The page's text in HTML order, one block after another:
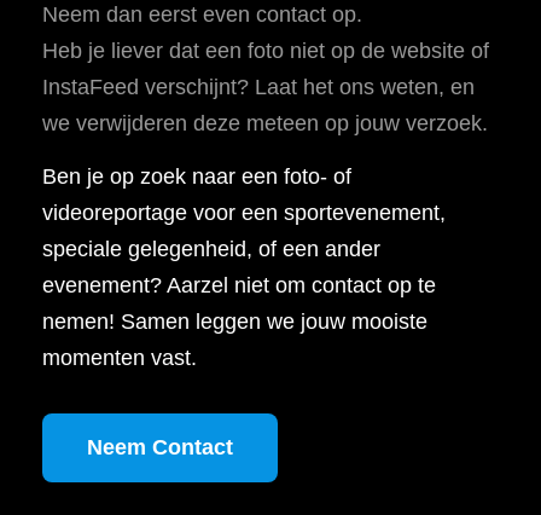
Neem dan eerst even contact op.
Heb je liever dat een foto niet op de website of
InstaFeed verschijnt? Laat het ons weten, en
we verwijderen deze meteen op jouw verzoek.
Ben je op zoek naar een foto- of
videoreportage voor een sportevenement,
speciale gelegenheid, of een ander
evenement? Aarzel niet om contact op te
nemen! Samen leggen we jouw mooiste
momenten vast.
Neem Contact